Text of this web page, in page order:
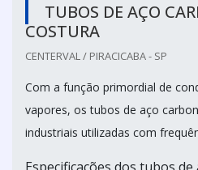
TUBOS DE AÇO
COSTURA
CENTERVAL / PIRACICABA - SP
Com a função primordial de
vapores, os tubos de aço
industriais utilizadas com